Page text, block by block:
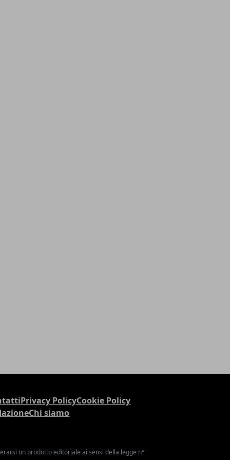
Privacy PolicyCookie Policy
Chi siamo
un prodotto editoriale ai sensi della legge n°